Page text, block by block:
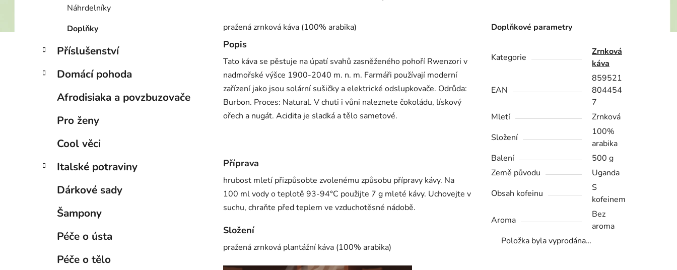
Náhrdelníky
Doplňky
Příslušenství
Domácí pohoda
Afrodisiaka a povzbuzovače
Pro ženy
Cool věci
Italské potraviny
Dárkové sady
Šampony
Péče o ústa
Péče o tělo
pražená zrnková káva (100% arabika)
Popis
Tato káva se pěstuje na úpatí svahů zasněženého pohoří Rwenzori v
nadmořské výšce 1900-2040 m. n. m. Farmáři používají moderní
zařízení jako jsou solární sušičky a elektrické odslupkovače. Odrůda:
Burbon. Proces: Natural. V chuti i vůni naleznete čokoládu, lískový
ořech a nugát. Acidita je sladká a tělo sametové.
Příprava
hrubost mletí přizpůsobte zvolenému způsobu přípravy kávy. Na
100 ml vody o teplotě 93-94°C použijte 7 g mleté kávy. Uchovejte v
suchu, chraňte před teplem ve vzduchotěsné nádobě.
Složení
pražená zrnková plantážní káva (100% arabika)
Doplňkové parametry
Kategorie
Zrnková
káva
EAN
859521
804454
7
Mletí
Zrnková
Složení
100%
arabika
Balení
500 g
Země původu
Uganda
Obsah kofeinu
S
kofeinem
Aroma
Bez
aroma
Položka byla vyprodána…